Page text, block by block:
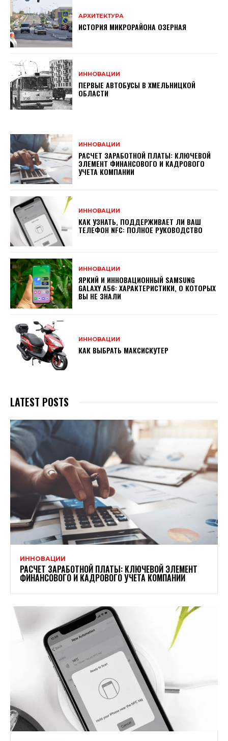
АРХИТЕКТУРА
ИСТОРИЯ МИКРОРАЙОНА ОЗЕРНАЯ
ИННОВАЦИИ
ПЕРВЫЕ АВТОБУСЫ В ХМЕЛЬНИЦКОЙ
ОБЛАСТИ
ИННОВАЦИИ
РАСЧЕТ ЗАРАБОТНОЙ ПЛАТЫ: КЛЮЧЕВОЙ
ЭЛЕМЕНТ ФИНАНСОВОГО И КАДРОВОГО
УЧЕТА КОМПАНИИ
ИННОВАЦИИ
КАК УЗНАТЬ, ПОДДЕРЖИВАЕТ ЛИ ВАШ
ТЕЛЕФОН NFC: ПОЛНОЕ РУКОВОДСТВО
ИННОВАЦИИ
ЯРКИЙ И ИННОВАЦИОННЫЙ SAMSUNG
GALAXY A56: ХАРАКТЕРИСТИКИ, О КОТОРЫХ
ВЫ НЕ ЗНАЛИ
ИННОВАЦИИ
КАК ВЫБРАТЬ МАКСИСКУТЕР
LATEST POSTS
ИННОВАЦИИ
РАСЧЕТ ЗАРАБОТНОЙ ПЛАТЫ: КЛЮЧЕВОЙ ЭЛЕМЕНТ
ФИНАНСОВОГО И КАДРОВОГО УЧЕТА КОМПАНИИ